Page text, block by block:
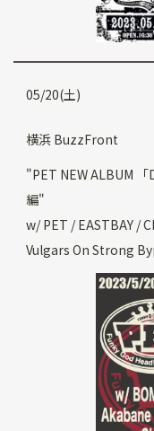
05/20(土)
横浜 BuzzFront
"PET NEW ALBUM 「
編"
w/ PET / EASTBAY /
Vulgars On Strong